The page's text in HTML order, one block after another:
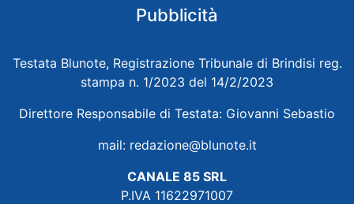
Pubblicità
Testata Blunote, Registrazione Tribunale di Brindisi reg.
stampa n. 1/2023 del 14/2/2023
Direttore Responsabile di Testata: Giovanni Sebastio
mail: redazione@blunote.it
CANALE 85 SRL
P.IVA 11622971007